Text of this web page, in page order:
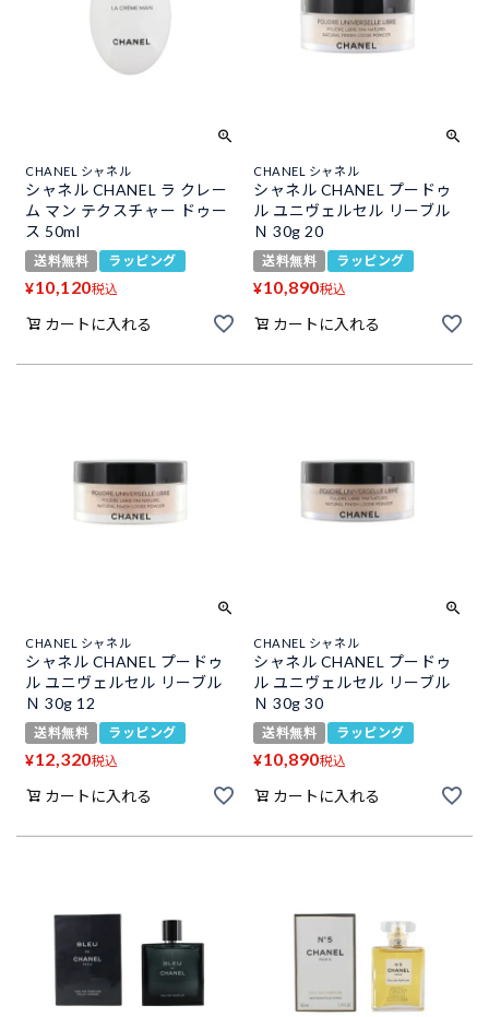
CHANEL シャネル
シャネル CHANEL ラ クレー
ム マン テクスチャー ドゥー
ス 50ml
送料無料 ラッピング
¥10,120税込
カートに入れる
CHANEL シャネル
シャネル CHANEL プードゥ
ル ユニヴェルセル リーブル
Ｎ 30g 20
送料無料 ラッピング
¥10,890税込
カートに入れる
CHANEL シャネル
シャネル CHANEL プードゥ
ル ユニヴェルセル リーブル
Ｎ 30g 12
送料無料 ラッピング
¥12,320税込
カートに入れる
CHANEL シャネル
シャネル CHANEL プードゥ
ル ユニヴェルセル リーブル
Ｎ 30g 30
送料無料 ラッピング
¥10,890税込
カートに入れる